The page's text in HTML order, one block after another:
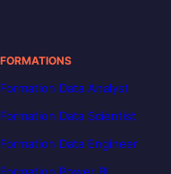
FORMATIONS
Formation Data Analyst
Formation Data Scientist
Formation Data Engineer